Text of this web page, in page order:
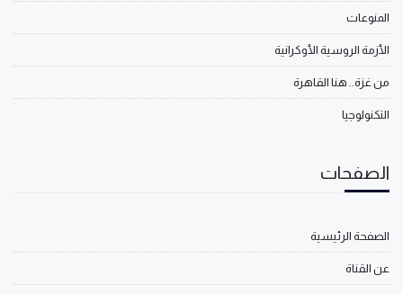
المنوعات
الأزمة الروسية الأوكرانية
من غزة.. هنا القاهرة
التكنولوجيا
الصفحات
الصفحة الرئيسية
عن القناة